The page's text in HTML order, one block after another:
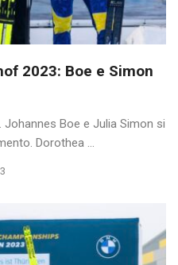
2023: Boe e Simon
Boe e Julia Simon si
Dorothea ...